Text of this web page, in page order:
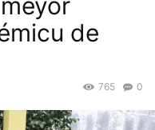
de
0
765